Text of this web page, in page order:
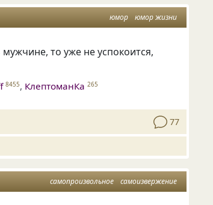
юмор юмор жизни
мужчине, то уже не успокоится,
8455, КлептоманКа 265
77
самопроизвольное самоизвержение